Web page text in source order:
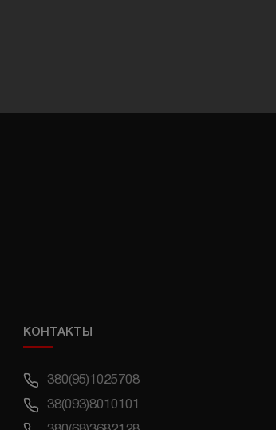
КОНТАКТЫ
380(95)1025708
38(093)8010101